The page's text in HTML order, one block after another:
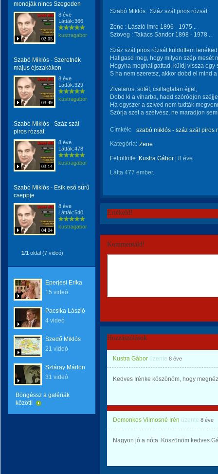
mondják nincs Szegeden
02:05
8 éve
Látták:366
kustragabor
Szabó Miklós - Szeretnék
május éjszakákon
03:49
8 éve
Látták:329
kustragabor
Szabó Miklós - Száz szál
piros rózsát
03:14
8 éve
Látták:478
kustragabor
Szabó Miklós - Esik eső sűrű
cseppje
04:04
8 éve
Látták:540
kustragabor
1/1 oldal (7 videó)
Eperjesi Erika
15 videó
Pacsika László
4 videó
Szedő Miklós
21 videó
Sztáray Márton
31 videó
Böngéssz a galériák
között!
Szabó Miklós : Száz szál piros rózsát
Zene : László Imre 1896 - 1975 ..
Szöveg : Takács Sándor 1898 - 1978 ..
Száz szál piros rózsát küldöttem
Hallgasd meg, hogy milyen szép mesét
Hogyha meghallgattad, küldj vissza egy
S ha nem szeretsz, akkor dobd el mind
Zivataros, sötét, csillagtalan éjjel,
Dobd ki a viharba, hadd szóródjon
Ha egyszer a szíved nem tudták
Szórja szét a szélvész, ne maradjon
Címkék:
szabó miklós - száz szál piros
Kategória: Zene
Feltöltötte: Kustra Gábor 8 éve
Látta 477 ember.
Értékeld!
Kommentáld!
Hozzászólások
Kustra Gábor üzente 8 éve
Kedves Irénke köszönöm, hogy
Domonkos Vilmosné Irén üzente 8 éve
Nagyon jó a nóta. Köszönöm kedves